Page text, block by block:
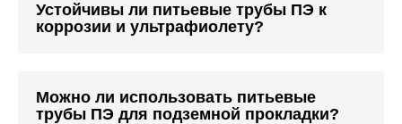
Устойчивы ли питьевые трубы ПЭ к
коррозии и ультрафиолету?
Можно ли использовать питьевые
трубы ПЭ для подземной прокладки?